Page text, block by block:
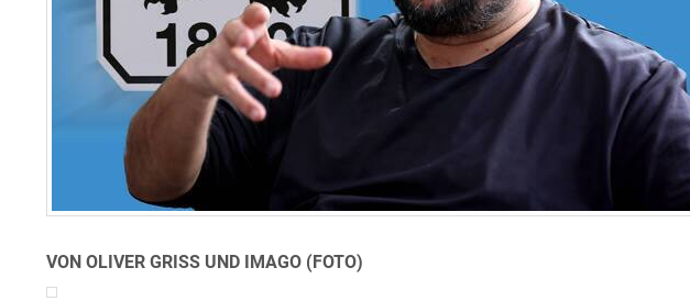
VON OLIVER GRISS UND IMAGO (FOTO)